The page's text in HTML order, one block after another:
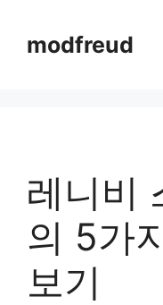
contentmodfreud
레니비
의 5가
보기